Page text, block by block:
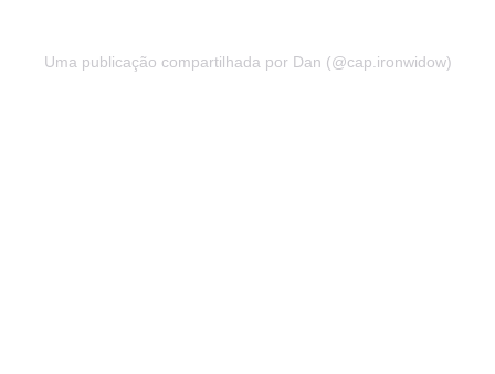
Uma publicação compartilhada por Dan (@cap.ironwidow)